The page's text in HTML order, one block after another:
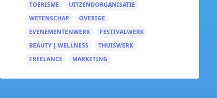
TOERISME
UITZENDORGANISATIE
WETENSCHAP
OVERIGE
EVENEMENTENWERK
FESTIVALWERK
BEAUTY | WELLNESS
THUISWERK
FREELANCE
MARKETING